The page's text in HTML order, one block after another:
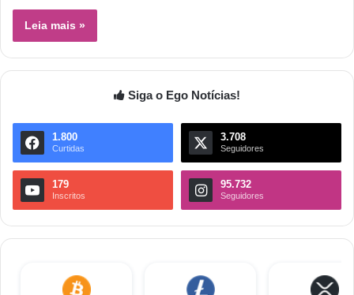
Leia mais »
Siga o Ego Notícias!
1.800
Curtidas
3.708
Seguidores
179
Inscritos
95.732
Seguidores